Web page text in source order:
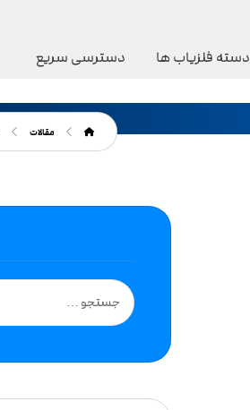
دسته فلزیاب ها دسترسی سریع
مقالات